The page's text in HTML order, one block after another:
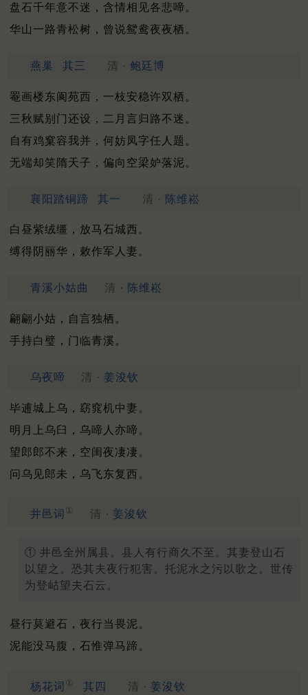
盘石千年意不迷，含情相见各悲啼。
华山一路青松树，曾说鸳鸯夜夜栖。
燕巢 其三 清 · 鲍廷博
罨画楼东阆苑西，一枝安稳许双栖。
三秋赋别门还设，二月言归路不迷。
自有鸡窠容我并，何妨凤字任人题。
无端却笑隋天子，偏向空梁妒落泥。
襄阳踏铜蹄 其一 清 · 陈维崧
白昼紫绒缰，放马石城西。
缚得阴丽华，敕作军人妻。
青溪小姑曲 清 · 陈维崧
翩翩小姑，自言独栖。
手持白璧，门临青溪。
乌夜啼 清 · 姜浚钦
毕逋城上乌，窈窕机中妻。
明月上乌臼，乌啼人亦啼。
望郎郎不来，空闺夜凄凄。
问乌见郎未，乌飞东复西。
井邑词 ① 清 · 姜浚钦
① 井邑全州属县。县人有行商久不至。其妻登山石
以望之。恐其夫夜行犯害。托泥水之污以歌之。世传
为登岵望夫石云。
昼行莫避石，夜行当畏泥。
泥能没马腹，石惟弹马蹄。
杨花词 ① 其四 清 · 姜浚钦